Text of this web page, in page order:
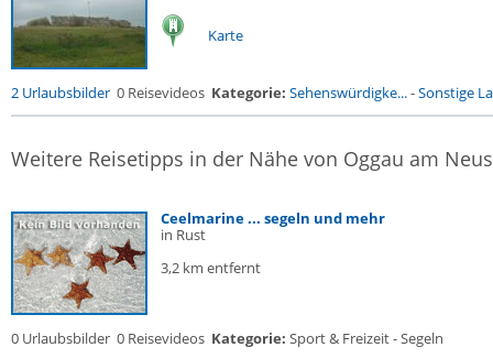
Karte
2 Urlaubsbilder 0 Reisevideos Kategorie: Sehenswürdigke...-Sonstige
Weitere Reisetipps in der Nähe von Oggau am
Ceelmarine ... segeln und mehr
in Rust
3,2 km entfernt
0 Urlaubsbilder 0 Reisevideos Kategorie: Sport & Freizeit - Segeln